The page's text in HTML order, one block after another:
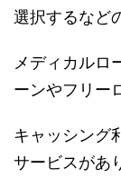
選択するなど
メディカルロ
ーンやフリー
キャッシング
サービスがあ